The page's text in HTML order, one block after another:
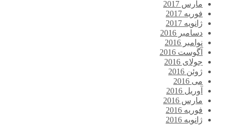
مارس 2017
فوریه 2017
ژانویه 2017
دسامبر 2016
نوامبر 2016
آگوست 2016
جولای 2016
ژوئن 2016
می 2016
آوریل 2016
مارس 2016
فوریه 2016
ژانویه 2016